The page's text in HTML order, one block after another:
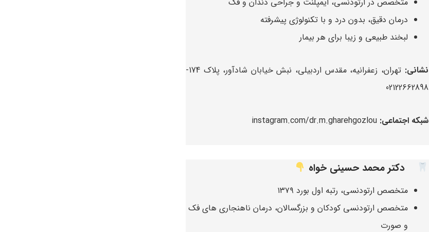
درمان دقیق، بدون درد و با تکنولوژی پیشرفته
لبخند طبیعی و زیبا برای هر بیمار
نشانی:
تهران، زعفرانیه، مقدس اردبیلی، نبش خیابان شادآور، پلاک 174-
02122662898
شبکه اجتماعی: instagram.com/dr.m.gharehgozlou
دکتر محمد حسینی خواه
متخصص ارتودنسی، رتبه اول بورد ۱۳۷۹
متخصص ارتودنسی کودکان و بزرگسالان، درمان ناهنجاری های فک
و صورت